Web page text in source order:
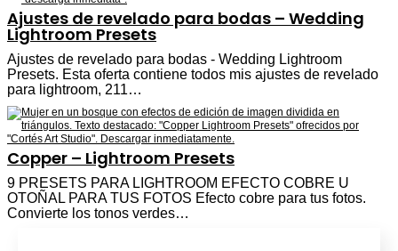
Ajustes de revelado para bodas – Wedding
Lightroom Presets
Ajustes de revelado para bodas - Wedding Lightroom
Presets. Esta oferta contiene todos mis ajustes de revelado
para lightroom, 211…
Copper – Lightroom Presets
9 PRESETS PARA LIGHTROOM EFECTO COBRE U
OTOÑAL PARA TUS FOTOS Efecto cobre para tus fotos.
Convierte los tonos verdes…